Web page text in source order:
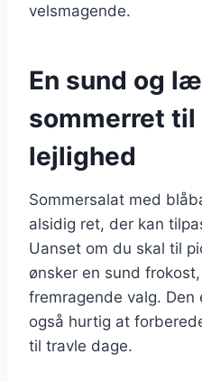
velsmagende.
En sund og
sommerret til
lejlighed
Sommersalat med
alsidig ret, der kan
Uanset om du skal til
ønsker en sund
fremragende valg. Den
også hurtig at
til travle dage.